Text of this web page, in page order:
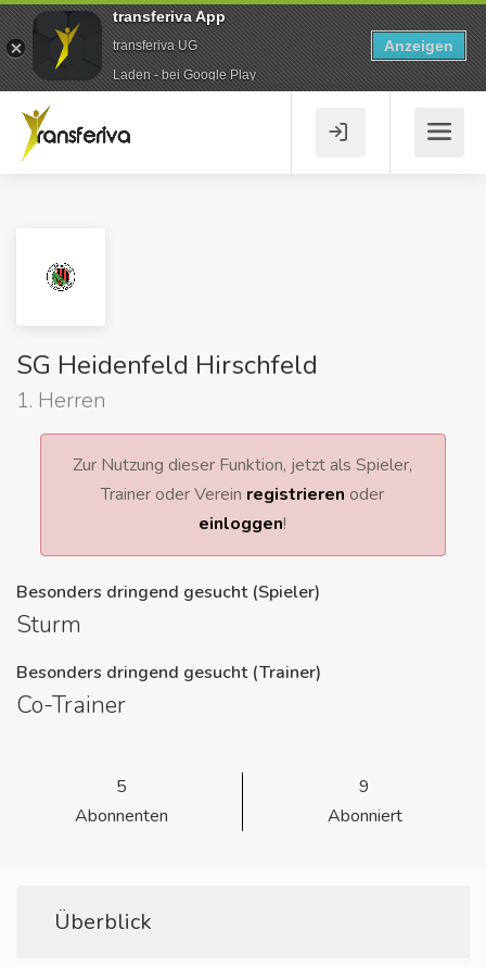
SG Heidenfeld Hirschfeld
1. Herren
Zur Nutzung dieser Funktion, jetzt als Spieler,
Trainer oder Verein registrieren oder
einloggen!
Besonders dringend gesucht (Spieler)
Sturm
Besonders dringend gesucht (Trainer)
Co-Trainer
5
Abonnenten
9
Abonniert
Überblick
transferiva App
transferiva UG
Laden - bei Google Play
Anzeigen